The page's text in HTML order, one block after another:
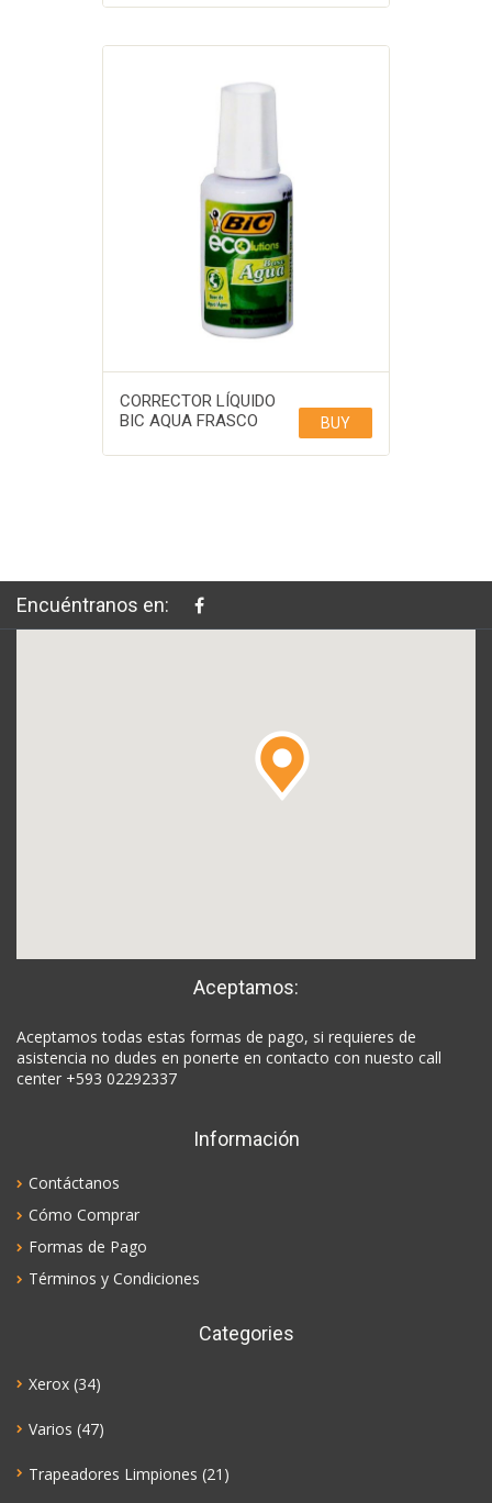
CORRECTOR LÍQUIDO
BIC AQUA FRASCO
BUY
Encuéntranos en:
Aceptamos:
Aceptamos todas estas formas de pago, si requieres de
asistencia no dudes en ponerte en contacto con nuesto call
center +593 02292337
Información
Contáctanos
Cómo Comprar
Formas de Pago
Términos y Condiciones
Categories
Xerox (34)
Varios (47)
Trapeadores Limpiones (21)